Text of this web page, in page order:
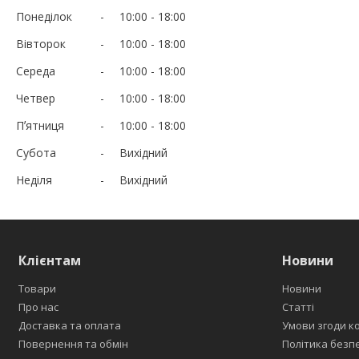
Понеділок 10:00
18:00
Вівторок
10:00
18:00
Середа
10:00
18:00
Четвер
10:00
18:00
Пʼятниця
10:00
18:00
Субота
Вихідний
Неділя
Вихідний
Клієнтам
Товари
Про нас
Доставка та оплата
Повернення та обмін
Новини
Новини
Статті
Умови згоди
Політика